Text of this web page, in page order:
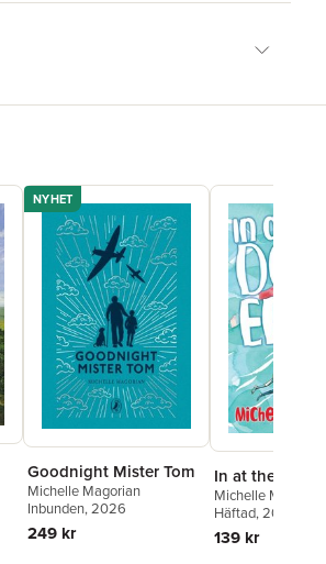
NYHET
Goodnight Mister Tom
Michelle Magorian
Inbunden, 2026
249 kr
In at the Deep
Michelle Magorian
Häftad, 2016
139 kr